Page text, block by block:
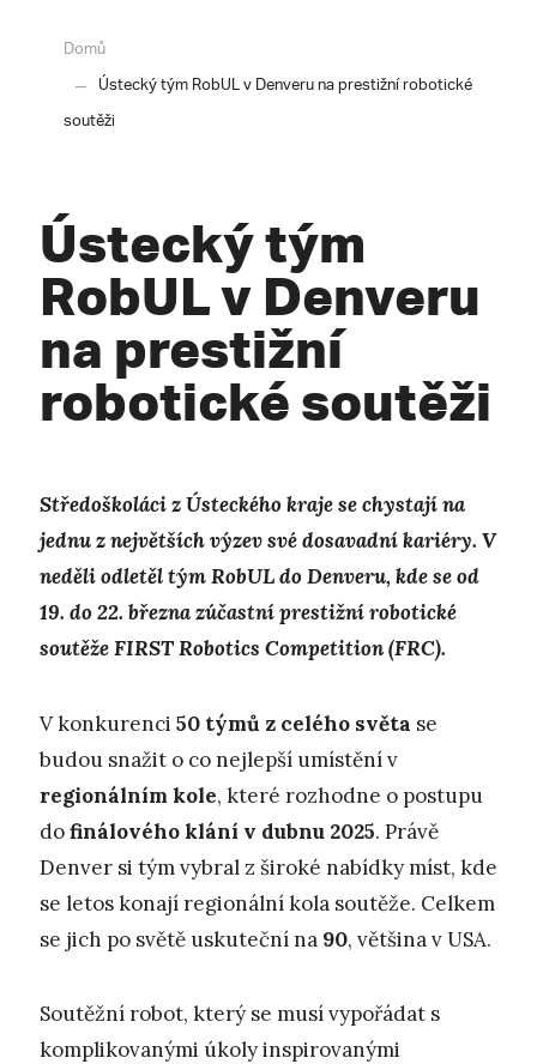
Domů
Ústecký tým RobUL v Denveru na prestižní robotické
soutěži
Ústecký tým
RobUL v Denveru
na prestižní
robotické soutěži
Středoškoláci z Ústeckého kraje se chystají na
jednu z největších výzev své dosavadní kariéry. V
neděli odletěl tým RobUL do Denveru, kde se od
19. do 22. března zúčastní prestižní robotické
soutěže FIRST Robotics Competition (FRC).
V konkurenci 50 týmů z celého světa se
budou snažit o co nejlepší umístění v
regionálním kole, které rozhodne o postupu
dofinálového klání v dubnu 2025. Právě
Denver si tým vybral z široké nabídky míst, kde
se letos konají regionální kola soutěže. Celkem
se jich po světě uskuteční na 90, většina v USA.
Soutěžní robot, který se musí vypořádat s
komplikovanými úkoly inspirovanými